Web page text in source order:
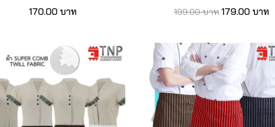
170.00 บาท
199.00 บาท 179.00 บาท